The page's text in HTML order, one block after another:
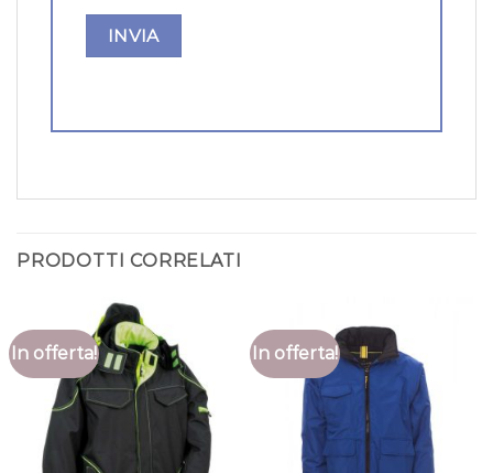
PRODOTTI CORRELATI
In offerta! In offerta!